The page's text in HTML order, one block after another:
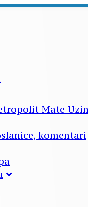
Mate
komentari